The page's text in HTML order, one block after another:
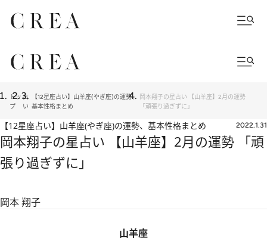
トッ
プ
占
い
【12星座占い】山羊座(やぎ座)の運勢、
基本性格まとめ
岡本翔子の星占い 【山羊座】2月の運勢
「頑張り過ぎずに」
【12星座占い】山羊座(やぎ座)の運勢、基本性格まとめ 2022.1.31
岡本翔子の星占い 【山羊座】2月の運勢 「頑
張り過ぎずに」
岡本 翔子
山羊座